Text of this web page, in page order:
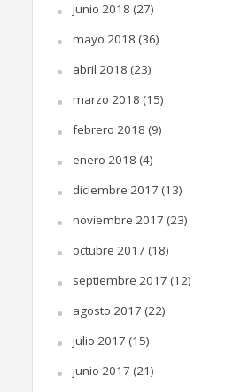
junio 2018 (27)
mayo 2018 (36)
abril 2018 (23)
marzo 2018 (15)
febrero 2018 (9)
enero 2018 (4)
diciembre 2017 (13)
noviembre 2017 (23)
octubre 2017 (18)
septiembre 2017 (12)
agosto 2017 (22)
julio 2017 (15)
junio 2017 (21)